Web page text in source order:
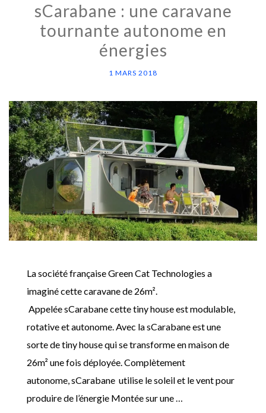
sCarabane : une caravane
tournante autonome en
énergies
1 MARS 2018
La société française Green Cat Technologies a
imaginé cette caravane de 26m².
Appelée sCarabane cette tiny house est modulable,
rotative et autonome. Avec la sCarabane est une
sorte de tiny house qui se transforme en maison de
26m² une fois déployée. Complètement
autonome, sCarabane utilise le soleil et le vent pour
produire de l’énergie Montée sur une …